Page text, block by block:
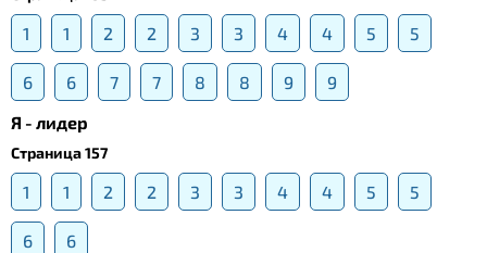
1 1 2 2 3 3 4 4 5 5
6 6 7 7 8 8 9
9
Я - лидер
Страница 157
1 1 2 2 3 3 4 4 5 5
6 6